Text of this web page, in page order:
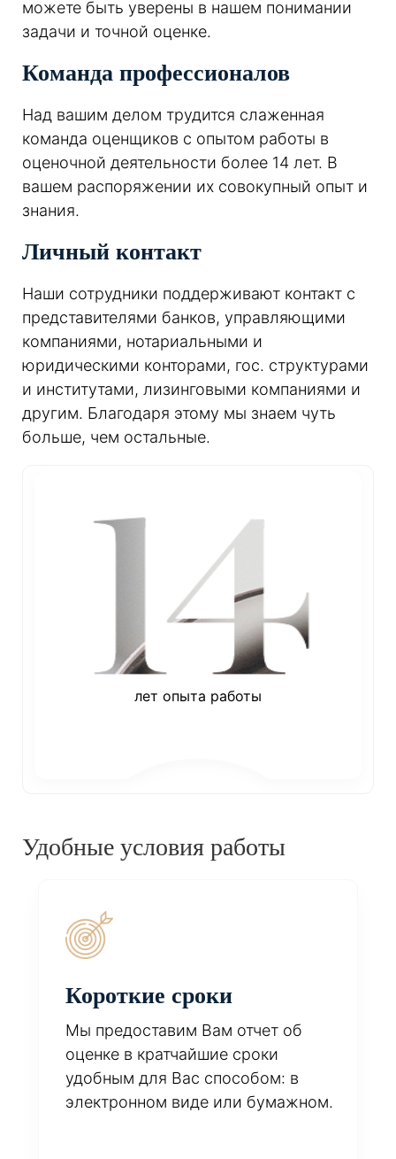
можете быть уверены в нашем понимании
задачи и точной оценке.
Команда профессионалов
Над вашим делом трудится слаженная
команда оценщиков с опытом работы в
оценочной деятельности более 14 лет. В
вашем распоряжении их совокупный опыт и
знания.
Личный контакт
Наши сотрудники поддерживают контакт с
представителями банков, управляющими
компаниями, нотариальными и
юридическими конторами, гос. структурами
и институтами, лизинговыми компаниями и
другим. Благодаря этому мы знаем чуть
больше, чем остальные.
лет опыта работы
Удобные условия работы
Короткие сроки
Мы предоставим Вам отчет об
оценке в кратчайшие сроки
удобным для Вас способом: в
электронном виде или бумажном.